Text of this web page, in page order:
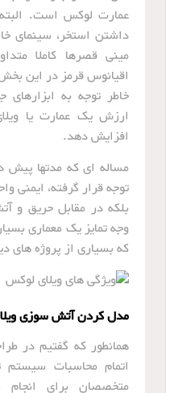
عمارت لوکس است.
داشتن استخر، سینمای
مینی قصرها کاملا
اقیانوس قرمز در این
خاطر توجه به ابزارهای
ارزش یک عمارت یا
افزایش دهد.
مساله ای که مدتها پیش
توجه قرار گرفته، ایمنی
بلکه در مقابل حریق و
وجه تمایز یک معماری
که بسیاری از پروژه های
مدل کردن آتش سوزی
همانطور که گفتیم در
اتمام محاسبات سیستم
متخصصان برای